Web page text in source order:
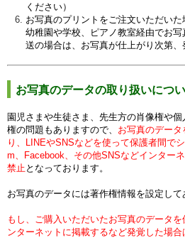
ください）
お写真のプリントをご注文いただい
幼稚園や学校、ピアノ教室経由でお
送の場合は、お写真が仕上がり次第、
お写真のデータの取り扱いにつ
園児さまや生徒さま、先生方の肖像権や
権の問題もありますので、 お写真のデー
り、LINEやSNSなどを使って保護者間で
m、Facebook、その他SNSなどインター
禁止 となっております。
お写真のデータには著作権情報を設定して
もし、ご購入いただいたお写真のデータ
ンターネットに掲載するなど発覚した場